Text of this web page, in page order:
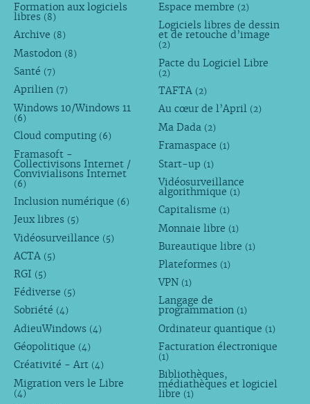
Formation aux logiciels
libres (8)
Archive (8)
Mastodon (8)
Santé (7)
Aprilien (7)
Windows 10/Windows 11
(6)
Cloud computing (6)
Framasoft -
Collectivisons Internet /
Convivialisons Internet
(6)
Inclusion numérique (6)
Jeux libres (5)
Vidéosurveillance (5)
ACTA (5)
RGI (5)
Fédiverse (5)
Sobriété (4)
AdieuWindows (4)
Géopolitique (4)
Créativité - Art (4)
Migration vers le Libre
(4)
Espace membre (2)
Logiciels libres de dessin
et de retouche d’image
(2)
Pacte du Logiciel Libre
(2)
TAFTA (2)
Au cœur de l’April (2)
Ma Dada (2)
Framaspace (1)
Start-up (1)
Vidéosurveillance
algorithmique (1)
Capitalisme (1)
Monnaie libre (1)
Bureautique libre (1)
Plateformes (1)
VPN (1)
Langage de
programmation (1)
Ordinateur quantique (1)
Facturation électronique
(1)
Bibliothèques,
médiathèques et logiciel
libre (1)